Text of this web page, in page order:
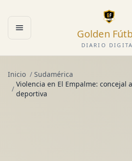
Abrir menú Golden
DIARIO
Inicio / Sudamérica
/
Violencia en El Empalme: concejal
deportiva